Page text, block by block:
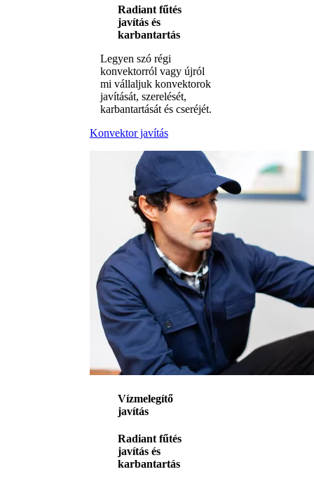
Radiant fűtés
javítás és
karbantartás
Legyen szó régi
konvektorról vagy újról
mi vállaljuk konvektorok
javítását, szerelését,
karbantartását és cseréjét.
Konvektor javítás
Vízmelegítő
javítás
Radiant fűtés
javítás és
karbantartás